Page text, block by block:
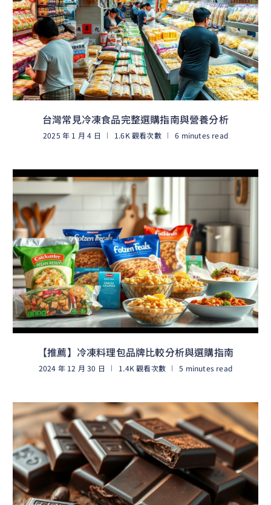
台灣常見冷凍食品完整選購指南與營養分析
2025 年 1 月 4 日 1.6K 觀看次數
6 minutes read
【推薦】冷凍料理包品牌比較分析與選購指南
2024 年 12 月 30 日 1.4K 觀看次數
5 minutes read